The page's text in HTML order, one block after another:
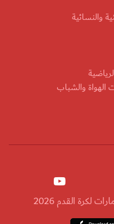
والنسائية
الهواة والشباب
لكرة القدم 2026